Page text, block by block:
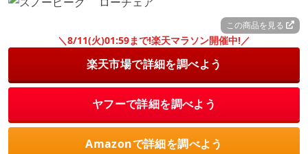
この商品を見る
＼8/11(火)01:59まで!楽天マラソン開催中!／
楽天市場で詳細を調べよう
ヤフーで詳細を調べよう
Amazonで詳細を調べよう